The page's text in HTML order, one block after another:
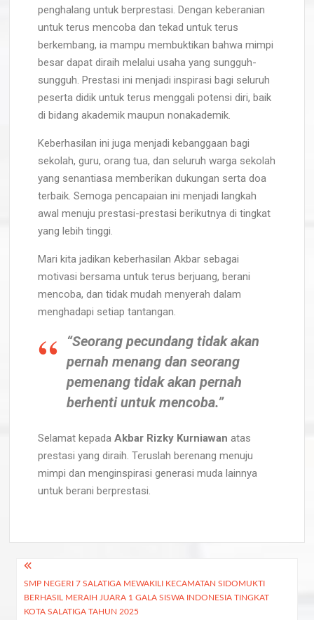
penghalang untuk berprestasi. Dengan keberanian
untuk terus mencoba dan tekad untuk terus
berkembang, ia mampu membuktikan bahwa mimpi
besar dapat diraih melalui usaha yang sungguh-
sungguh. Prestasi ini menjadi inspirasi bagi seluruh
peserta didik untuk terus menggali potensi diri, baik
di bidang akademik maupun nonakademik.
Keberhasilan ini juga menjadi kebanggaan bagi
sekolah, guru, orang tua, dan seluruh warga sekolah
yang senantiasa memberikan dukungan serta doa
terbaik. Semoga pencapaian ini menjadi langkah
awal menuju prestasi-prestasi berikutnya di tingkat
yang lebih tinggi.
Mari kita jadikan keberhasilan Akbar sebagai
motivasi bersama untuk terus berjuang, berani
mencoba, dan tidak mudah menyerah dalam
menghadapi setiap tantangan.
“Seorang pecundang tidak akan
pernah menang dan seorang
pemenang tidak akan pernah
berhenti untuk mencoba.”
Selamat kepadaAkbar Rizky Kurniawan atas
prestasi yang diraih. Teruslah berenang menuju
mimpi dan menginspirasi generasi muda lainnya
untuk berani berprestasi.
SMP NEGERI 7 SALATIGA MEWAKILI KECAMATAN SIDOMUKTI
BERHASIL MERAIH JUARA 1 GALA SISWA INDONESIA TINGKAT
KOTA SALATIGA TAHUN 2025